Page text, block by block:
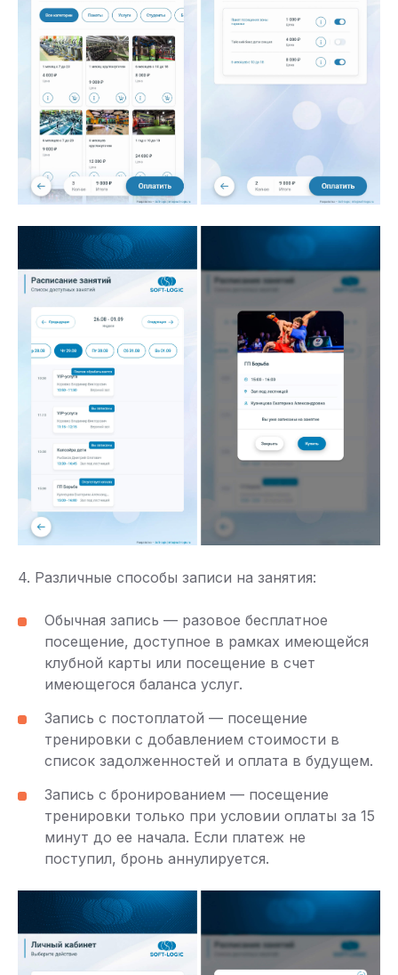
4. Различные способы записи на занятия:
Обычная запись — разовое бесплатное
посещение, доступное в рамках имеющейся
клубной карты или посещение в счет
имеющегося баланса услуг.
Запись с постоплатой — посещение
тренировки с добавлением стоимости в
список задолженностей и оплата в будущем.
Запись с бронированием — посещение
тренировки только при условии оплаты за 15
минут до ее начала. Если платеж не
поступил, бронь аннулируется.